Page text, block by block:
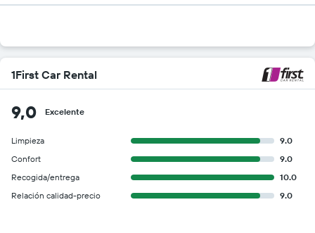
1First Car Rental
9,0 Excelente
Limpieza
9.0
Confort
9.0
Recogida/entrega
10.0
Relación calidad-precio
9.0